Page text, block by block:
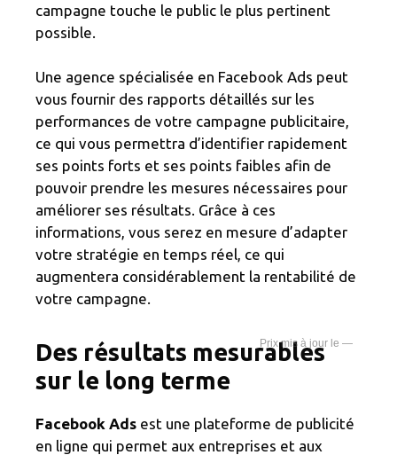
campagne touche le public le plus pertinent
possible.
Une agence spécialisée en Facebook Ads peut
vous fournir des rapports détaillés sur les
performances de votre campagne publicitaire,
ce qui vous permettra d’identifier rapidement
ses points forts et ses points faibles afin de
pouvoir prendre les mesures nécessaires pour
améliorer ses résultats. Grâce à ces
informations, vous serez en mesure d’adapter
votre stratégie en temps réel, ce qui
augmentera considérablement la rentabilité de
votre campagne.
—
Des résultats mesurables
sur le long terme
Facebook Ads est une plateforme de publicité
en ligne qui permet aux entreprises et aux